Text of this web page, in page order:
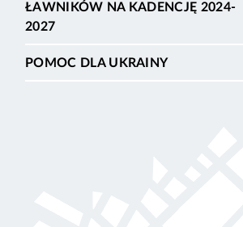
ŁAWNIKÓW NA KADENCJĘ 2024-
2027
POMOC DLA UKRAINY